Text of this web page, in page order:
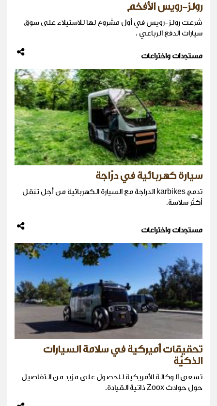
رولز-رويس الأفخم
شرعت رولز-رويس في أول مشروع لها للاستيلاء على سوق
سيارات الدفع الرباعي .
مستجدات واختراعات
سيارة كهربائية في درّاجة
تدمج karbikes الدراجة مع السيارة الكهربائية من أجل تنقل
أكثر سلاسة.
مستجدات واختراعات
تحقيقات أميركية في سلامة السيارات
الذكيّة
تسعى الوكالة الأمريكية للحصول على مزيد من التفاصيل
حول حوادث Zoox ذاتية القيادة.